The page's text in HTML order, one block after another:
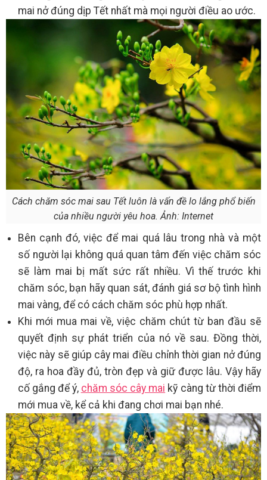
mai nở đúng dịp Tết nhất mà mọi người điều ao ước.
Cách chăm sóc mai sau Tết luôn là vấn đề lo lắng phổ biến
của nhiều người yêu hoa. Ảnh: Internet
Bên cạnh đó, việc để mai quá lâu trong nhà và một
số người lại không quá quan tâm đến việc chăm sóc
sẽ làm mai bị mất sức rất nhiều. Vì thế trước khi
chăm sóc, bạn hãy quan sát, đánh giá sơ bộ tình hình
mai vàng, để có cách chăm sóc phù hợp nhất.
Khi mới mua mai về, việc chăm chút từ ban đầu sẽ
quyết định sự phát triển của nó về sau. Đồng thời,
việc này sẽ giúp cây mai điều chỉnh thời gian nở đúng
độ, ra hoa đầy đủ, tròn đẹp và giữ được lâu. Vậy hãy
cố gắng để ý, chăm sóc cây mai kỹ càng từ thời điểm
mới mua về, kể cả khi đang chơi mai bạn nhé.